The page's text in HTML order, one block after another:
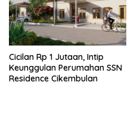
Cicilan Rp 1 Jutaan, Intip
Keunggulan Perumahan SSN
Residence Cikembulan